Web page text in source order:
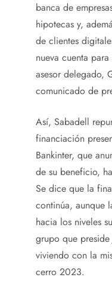
banca de
hipotecas y,
de clientes
nueva cuenta
asesor delegado,
comunicado de
Así, Sabadell
financiación
Bankinter, que
de su beneficio,
Se dice que la
continúa, aunque
hacia los niveles
grupo que
viviendo con la
cerro 2023.